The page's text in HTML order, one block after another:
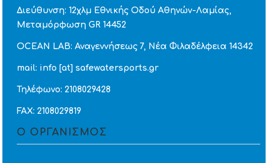
Διεύθυνση: 12χλμ Εθνικής Οδού Αθηνών-Λαμίας,
Μεταμόρφωση GR 14452
OCEAN LAB: Αναγεννήσεως 7, Νέα Φιλαδέλφεια 14342
mail: info [at] safewatersports.gr
Τηλέφωνο: 2108029428
FAX: 2108029819
Ο ΟΡΓΑΝΙΣΜΟΣ